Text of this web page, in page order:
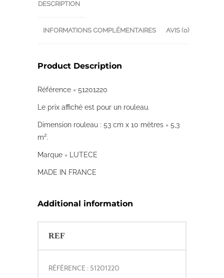
DESCRIPTION
INFORMATIONS COMPLÉMENTAIRES AVIS (0)
Product Description
Référence = 51201220
Le prix affiché est pour un rouleau.
Dimension rouleau : 53 cm x 10 mètres = 5,3
m².
Marque = LUTECE
MADE IN FRANCE
Additional information
REF
RÉFÉRENCE : 51201220